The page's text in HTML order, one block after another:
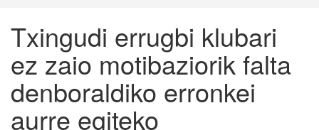
Txingudi errugbi klubari
ez zaio motibaziorik falta
denboraldiko erronkei
aurre egiteko